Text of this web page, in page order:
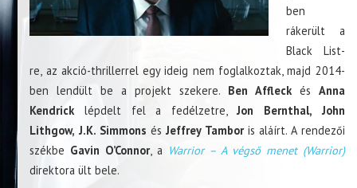
ben
rákerült a
Black List-
re, az akció-thrillerrel egy ideig nem foglalkoztak, majd 2014-
ben lendült be a projekt szekere. Ben Affleckés Anna
Kendrick lépdelt fel a fedélzetre,Jon Bernthal, John
Lithgow, J.K. Simmons ésJeffrey Tamboris aláírt. A rendezői
székbe Gavin O’Connor, a Warrior – A végső menet (Warrior)
direktora ült bele.